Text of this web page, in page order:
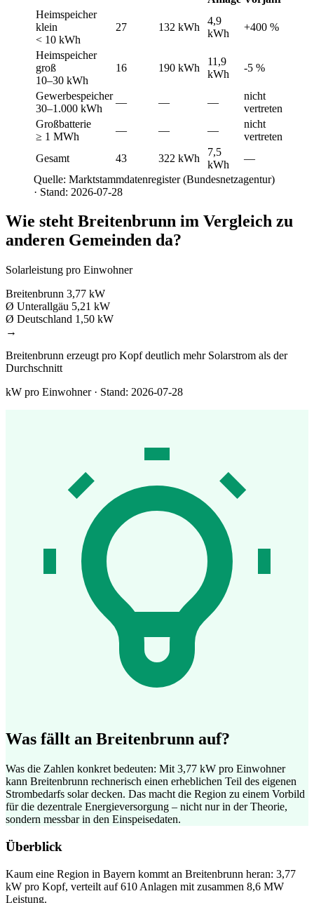
Heimspeicher
klein
< 10 kWh
27 132 kWh
4,9
kWh
+400 %
Heimspeicher
groß
10–30 kWh
16 190 kWh
11,9
kWh
-5 %
Gewerbespeicher
30–1.000 kWh
— — —
nicht
vertreten
Großbatterie
≥ 1 MWh
— — —
nicht
vertreten
Gesamt
43 322 kWh
7,5
kWh
—
Quelle: Marktstammdatenregister (Bundesnetzagentur)
· Stand: 2026-07-28
Wie steht Breitenbrunn im Vergleich zu
anderen Gemeinden da?
Solarleistung pro Einwohner
Breitenbrunn 3,77 kW
Ø Unterallgäu 5,21 kW
Ø Deutschland 1,50 kW
→
Breitenbrunn erzeugt pro Kopf deutlich mehr Solarstrom als der
Durchschnitt
kW pro Einwohner · Stand: 2026-07-28
Was fällt an Breitenbrunn auf?
Was die Zahlen konkret bedeuten: Mit 3,77 kW pro Einwohner
kann Breitenbrunn rechnerisch einen erheblichen Teil des eigenen
Strombedarfs solar decken. Das macht die Region zu einem Vorbild
für die dezentrale Energieversorgung – nicht nur in der Theorie,
sondern messbar in den Einspeisedaten.
Überblick
Kaum eine Region in Bayern kommt an Breitenbrunn heran: 3,77
kW pro Kopf, verteilt auf 610 Anlagen mit zusammen 8,6 MW
Leistung.